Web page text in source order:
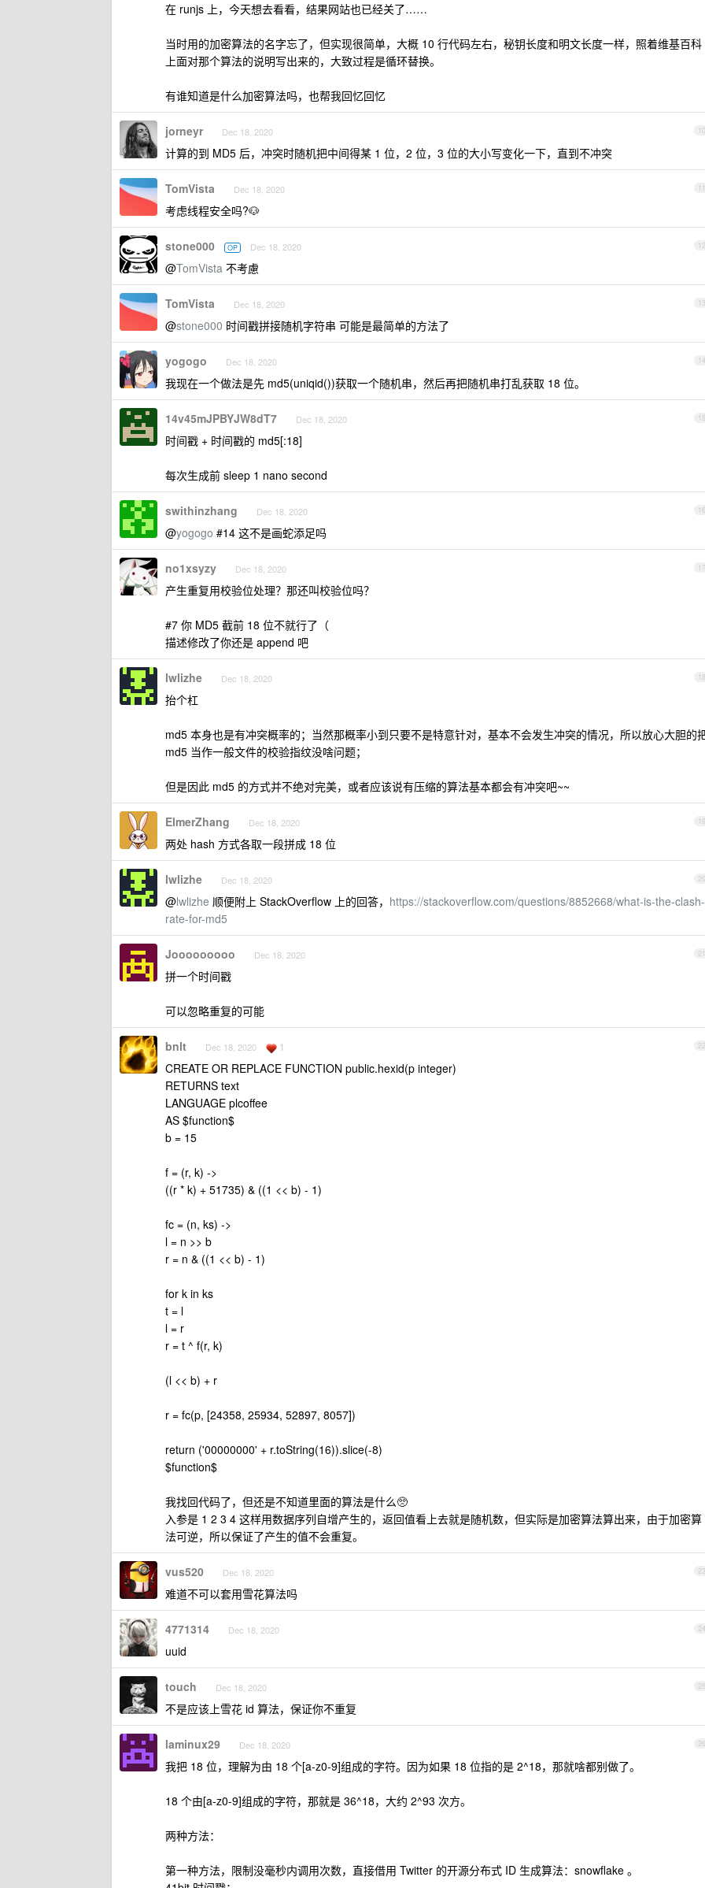
在 runjs 上，今天想去看看，结果网站也已经关了……
当时用的加密算法的名字忘了，但实现很简单，大概 10 行代码左右，秘钥长度和明文长度一样，照着维基百科
上面对那个算法的说明写出来的，大致过程是循环替换。
有谁知道是什么加密算法吗，也帮我回忆回忆
10
jorneyr Dec 18, 2020
计算的到 MD5 后，冲突时随机把中间得某 1 位，2 位，3 位的大小写变化一下，直到不冲突
11
TomVista Dec 18, 2020
考虑线程安全吗?🐶
12
stone000 OP Dec 18, 2020
@TomVista 不考慮
13
TomVista Dec 18, 2020
@stone000 时间戳拼接随机字符串 可能是最简单的方法了
14
yogogo Dec 18, 2020
我现在一个做法是先 md5(uniqid())获取一个随机串，然后再把随机串打乱获取 18 位。
15
14v45mJPBYJW8dT7 Dec 18, 2020
时间戳 + 时间戳的 md5[:18]
每次生成前 sleep 1 nano second
16
swithinzhang Dec 18, 2020
@yogogo #14 这不是画蛇添足吗
17
no1xsyzy Dec 18, 2020
产生重复用校验位处理？那还叫校验位吗？
#7 你 MD5 截前 18 位不就行了（
描述修改了你还是 append 吧
18
lwlizhe Dec 18, 2020
抬个杠
md5 本身也是有冲突概率的；当然那概率小到只要不是特意针对，基本不会发生冲突的情况，所以放心大胆的
md5 当作一般文件的校验指纹没啥问题；
但是因此 md5 的方式并不绝对完美，或者应该说有压缩的算法基本都会有冲突吧~~
19
ElmerZhang Dec 18, 2020
两处 hash 方式各取一段拼成 18 位
20
lwlizhe Dec 18, 2020
@lwlizhe 顺便附上 StackOverflow 上的回答， https://stackoverflow.com/questions/8852668/what-is-the-clash-
rate-for-md5
21
Jooooooooo Dec 18, 2020
拼一个时间戳
可以忽略重复的可能
22
bnlt Dec 18, 2020 1
CREATE OR REPLACE FUNCTION public.hexid(p integer)
RETURNS text
LANGUAGE plcoffee
AS $function$
b = 15
f = (r, k) ->
((r * k) + 51735) & ((1 << b) - 1)
fc = (n, ks) ->
l = n >> b
r = n & ((1 << b) - 1)
for k in ks
t = l
l = r
r = t ^ f(r, k)
(l << b) + r
r = fc(p, [24358, 25934, 52897, 8057])
return ('00000000' + r.toString(16)).slice(-8)
$function$
我找回代码了，但还是不知道里面的算法是什么🥺
入参是 1 2 3 4 这样用数据序列自增产生的，返回值看上去就是随机数，但实际是加密算法算出来，由于加密算
法可逆，所以保证了产生的值不会重复。
23
vus520 Dec 18, 2020
难道不可以套用雪花算法吗
24
4771314 Dec 18, 2020
uuid
25
touch Dec 18, 2020
不是应该上雪花 id 算法，保证你不重复
26
laminux29 Dec 18, 2020
我把 18 位，理解为由 18 个[a-z0-9]组成的字符。因为如果 18 位指的是 2^18，那就啥都别做了。
18 个由[a-z0-9]组成的字符，那就是 36^18，大约 2^93 次方。
两种方法：
第一种方法，限制没毫秒内调用次数，直接借用 Twitter 的开源分布式 ID 生成算法：snowflake 。